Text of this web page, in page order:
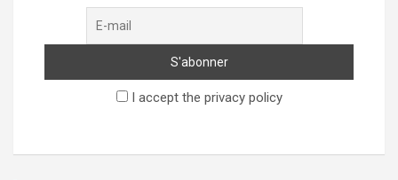
I accept the privacy policy